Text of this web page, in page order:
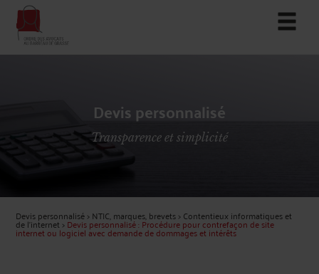
Devis personnalisé
Transparence et simplicité
Devis personnalisé>NTIC, marques, brevets>Contentieux informatiques et
de l'internet>Devis personnalisé : Procédure pour contrefaçon de site
internet ou logiciel avec demande de dommages et intérêts